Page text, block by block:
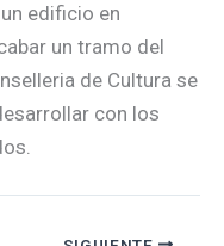
edificio en
un tramo del
de Cultura se
con los